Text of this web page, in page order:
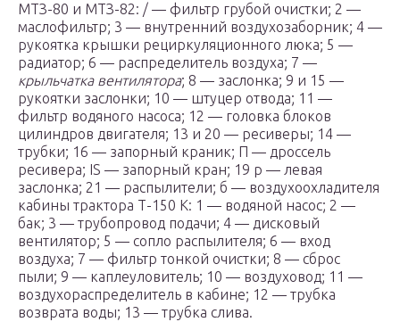
МТЗ-80 и МТЗ-82: / — фильтр грубой очистки; 2 —
маслофильтр; 3 — внутренний воздухозаборник; 4 —
рукоятка крышки рециркуляционного люка; 5 —
радиатор; 6 — распределитель воздуха; 7 —
крыльчатка вентилятора; 8 — заслонка; 9 и 15 —
рукоятки заслонки; 10 — штуцер отвода; 11 —
фильтр водяного насоса; 12 — головка блоков
цилиндров двигателя; 13 и 20 — ресиверы; 14 —
трубки; 16 — запорный краник; П — дроссель
ресивера; IS — запорный кран; 19 р — левая
заслонка; 21 — распылители; б — воздухоохладителя
кабины трактора Т-150 К: 1 — водяной насос; 2 —
бак; 3 — трубопровод подачи; 4 — дисковый
вентилятор; 5 — сопло распылителя; 6 — вход
воздуха; 7 — фильтр тонкой очистки; 8 — сброс
пыли; 9 — каплеуловитель; 10 — воздуховод; 11 —
воздухораспределитель в кабине; 12 — трубка
возврата воды; 13 — трубка слива.